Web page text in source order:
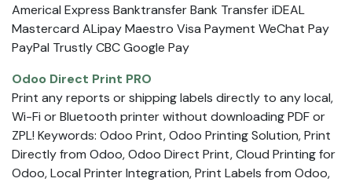
Americal Express Banktransfer Bank Transfer iDEAL
Mastercard ALipay Maestro Visa Payment WeChat Pay
PayPal Trustly CBC Google Pay
Odoo Direct Print PRO
Print any reports or shipping labels directly to any local,
Wi-Fi or Bluetooth printer without downloading PDF or
ZPL! Keywords: Odoo Print, Odoo Printing Solution, Print
Directly from Odoo, Odoo Direct Print, Cloud Printing for
Odoo, Local Printer Integration, Print Labels from Odoo,